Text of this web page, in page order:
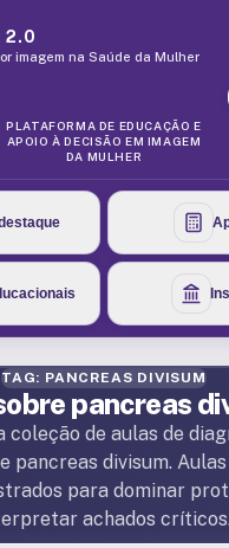
2.0
imagem na Saúde da Mulher
PLATAFORMA DE EDUCAÇÃO E
APOIO À DECISÃO EM IMAGEM
DA MULHER
TAG: PANCREAS DIVISUM
pancreas
coleção de aulas de
pancreas divisum.
para dominar
achados críticos.